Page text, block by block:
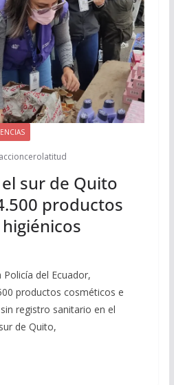
sur de Quito
productos
del Ecuador,
productos cosméticos e
registro sanitario en el
de Quito,